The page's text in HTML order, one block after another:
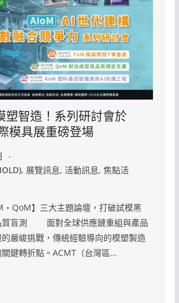
塑智造！系列研討會於
模具展重磅登場
, 展覽訊息, 活動訊息, 焦點活
QoM】三大主題論壇，打破試模黑
質盲測 面對全球供應鏈重組與產品
嚴峻挑戰，傳統經驗導向的模塑製造
鍵轉折點。ACMT（台灣區…